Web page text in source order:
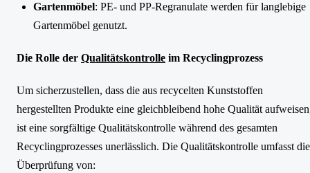
Gartenmöbel: PE- und PP-Regranulate werden für langlebige
Gartenmöbel genutzt.
Die Rolle der Qualitätskontrolle im Recyclingprozess
Um sicherzustellen, dass die aus recycelten Kunststoffen
hergestellten Produkte eine gleichbleibend hohe Qualität
ist eine sorgfältige Qualitätskontrolle während des gesamten
Recyclingprozesses unerlässlich. Die Qualitätskontrolle umfasst die
Überprüfung von: